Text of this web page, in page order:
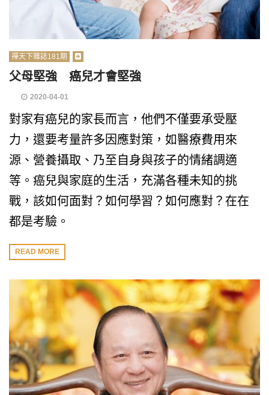
禪天下雜誌181期
父母堅強 癌兒才會堅強
2020-04-01
對家有癌兒的家長而言，他們不僅要承受壓
力，還要考量許多因應對策，如醫療費用來
源、營養攝取、乃至自身與孩子的情緒調適
等。癌兒與家庭的生活，充滿各種未知的挑
戰，該如何面對？如何學習？如何應對？在在
都是考驗。
READ MORE